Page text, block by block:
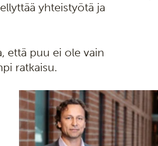
yhteistyötä ja
että puu ei ole vain
ratkaisu.